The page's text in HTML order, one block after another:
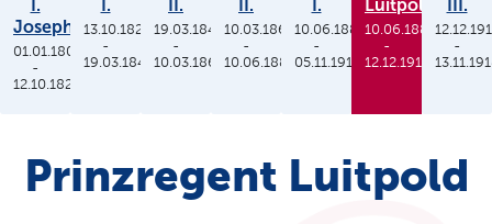
I.
Joseph
01.01.1806
-
12.10.1825
I.
13.10.1825
-
19.03.1848
II.
19.03.1848
-
10.03.1864
II.
10.03.1864
-
10.06.1886
I.
10.06.1886
-
05.11.1913
Luitpold
10.06.1886
-
12.12.1912
III.
-
Prinzregent Luitpold